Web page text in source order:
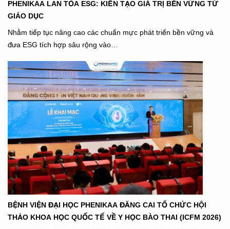
PHENIKAA LAN TỎA ESG: KIẾN TẠO GIÁ TRỊ BỀN VỮNG TỪ
GIÁO DỤC
Nhằm tiếp tục nâng cao các chuẩn mực phát triển bền vững và
đưa ESG tích hợp sâu rộng vào…
BỆNH VIỆN ĐẠI HỌC PHENIKAA ĐĂNG CAI TỔ CHỨC HỘI
THẢO KHOA HỌC QUỐC TẾ VỀ Y HỌC BÀO THAI (ICFM 2026)